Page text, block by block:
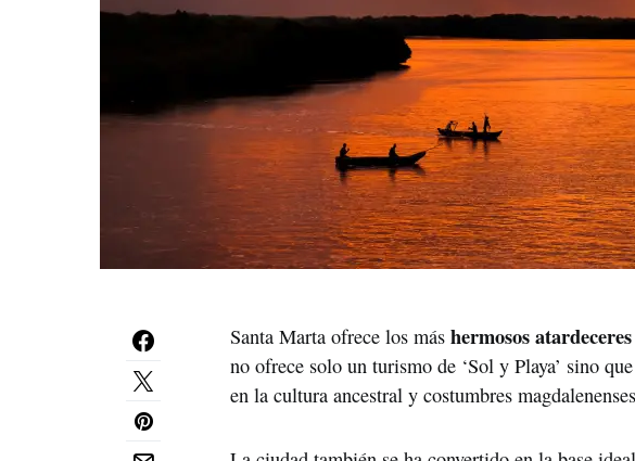
Santa Marta ofrece los más hermosos
no ofrece solo un turismo de ‘Sol y Playa’ sino
en la cultura ancestral y costumbres